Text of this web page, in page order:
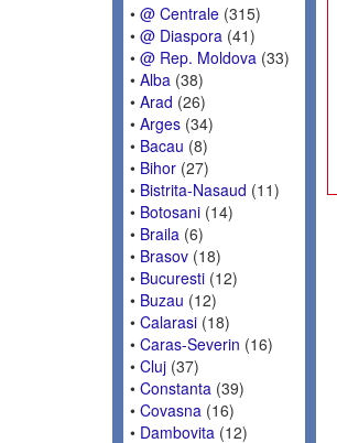
• @ Centrale (315)
• @ Diaspora (41)
• @ Rep. Moldova (33)
• Alba (38)
• Arad (26)
• Arges (34)
• Bacau (8)
• Bihor (27)
• Bistrita-Nasaud (11)
• Botosani (14)
• Braila (6)
• Brasov (18)
• Bucuresti (12)
• Buzau (12)
• Calarasi (18)
• Caras-Severin (16)
• Cluj (37)
• Constanta (39)
• Covasna (16)
• Dambovita (12)